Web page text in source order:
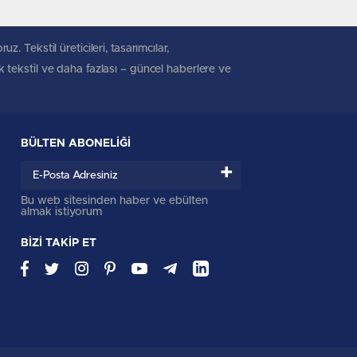
Tekstil üreticileri, tasarımcılar,
tekstil ve daha fazlası – güncel haberlere ve
BÜLTEN ABONELİĞİ
+
Bu web sitesinden haber ve ebülten
almak istiyorum
BİZİ TAKİP ET